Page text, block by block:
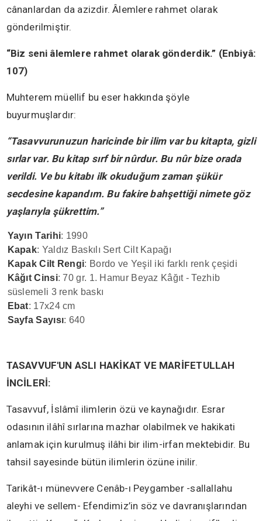
cânanlardan da azizdir. Âlemlere rahmet olarak
gönderilmiştir.
“Biz seni âlemlere rahmet olarak gönderdik.” (Enbiyâ:
107)
Muhterem müellif bu eser hakkında şöyle
buyurmuşlardır:
“Tasavvurunuzun haricinde bir ilim var bu kitapta, gizli
sırlar var. Bu kitap sırf bir nûrdur. Bu nûr bize orada
verildi. Ve bu kitabı ilk okuduğum zaman şükür
secdesine kapandım. Bu fakire bahşettiği nimete göz
yaşlarıyla şükrettim.”
Yayın Tarihi: 1990
Kapak: Yaldız Baskılı Sert Cilt Kapağı
Kapak Cilt Rengi: Bordo ve Yeşil iki farklı renk çeşidi
Kâğıt Cinsi: 70 gr. 1. Hamur Beyaz Kâğıt - Tezhib
süslemeli 3 renk baskı
Ebat: 17x24 cm
Sayfa Sayısı: 640
TASAVVUF'UN ASLI HAKİKAT VE MARİFETULLAH
İNCİLERİ:
Tasavvuf, İslâmî ilimlerin özü ve kaynağıdır. Esrar
odasının ilâhî sırlarına mazhar olabilmek ve hakikati
anlamak için kurulmuş ilâhi bir ilim-irfan mektebidir. Bu
tahsil sayesinde bütün ilimlerin özüne inilir.
Tarikât-ı münevvere Cenâb-ı Peygamber -sallallahu
aleyhi ve sellem- Efendimiz’in söz ve davranışlarından